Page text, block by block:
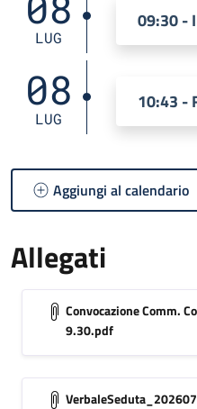
LUG
09:30 -
08
LUG
10:43 -
Aggiungi al calendario
Allegati
Convocazione Comm.
9.30.pdf